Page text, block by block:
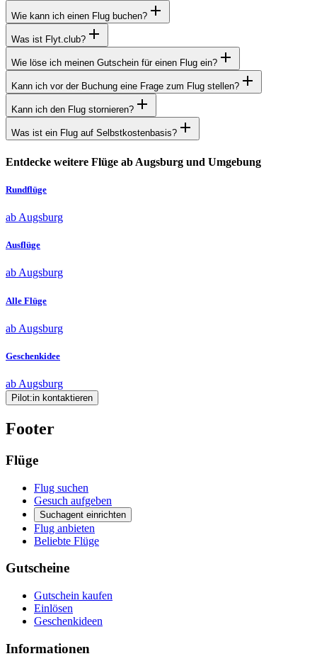
Wie kann ich einen Flug buchen?
Was ist Flyt.club?
Wie löse ich meinen Gutschein für einen Flug ein?
Kann ich vor der Buchung eine Frage zum Flug stellen?
Kann ich den Flug stornieren?
Was ist ein Flug auf Selbstkostenbasis?
Entdecke weitere Flüge ab Augsburg und Umgebung
Rundflüge
ab Augsburg
Ausflüge
ab Augsburg
Alle Flüge
ab Augsburg
Geschenkidee
ab Augsburg
Pilot:in kontaktieren
Footer
Flüge
Flug suchen
Gesuch aufgeben
Suchagent einrichten
Flug anbieten
Beliebte Flüge
Gutscheine
Gutschein kaufen
Einlösen
Geschenkideen
Informationen